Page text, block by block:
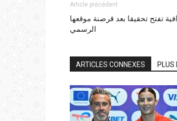
Article précédent
تفتح تحقيقا بعد قرصنة موقعها
الرسمي
ARTICLES CONNEXES PLUS